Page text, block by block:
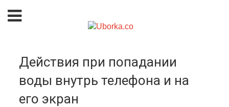
Действия при попадании
воды внутрь телефона и на
его экран